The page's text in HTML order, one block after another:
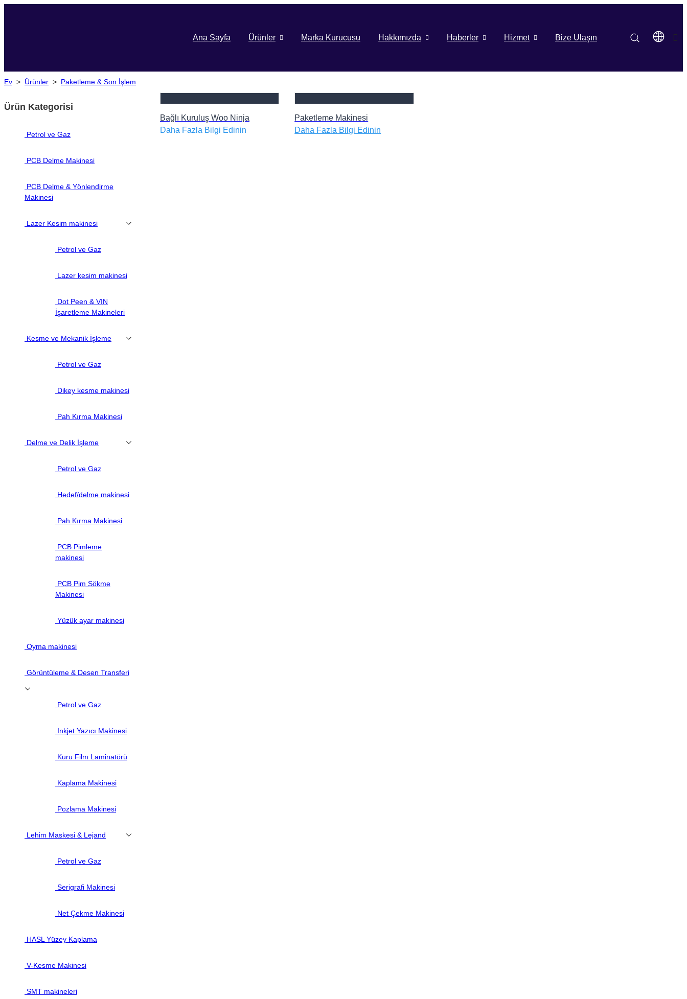
Ana Sayfa Ürünler Marka Kurucusu Hakkımızda Haberler Hizmet Bize Ulaşın
Ev > Ürünler > Paketleme & Son İşlem
Ürün Kategorisi
Petrol ve Gaz
PCB Delme Makinesi
PCB Delme & Yönlendirme
Makinesi
Lazer Kesim makinesi
Petrol ve Gaz
Lazer kesim makinesi
Dot Peen & VIN
İşaretleme Makineleri
Kesme ve Mekanik İşleme
Petrol ve Gaz
Dikey kesme makinesi
Pah Kırma Makinesi
Delme ve Delik İşleme
Petrol ve Gaz
Hedef/delme makinesi
Pah Kırma Makinesi
PCB Pimleme
makinesi
PCB Pim Sökme
Makinesi
Yüzük ayar makinesi
Oyma makinesi
Görüntüleme & Desen Transferi
Petrol ve Gaz
Inkjet Yazıcı Makinesi
Kuru Film Laminatörü
Kaplama Makinesi
Pozlama Makinesi
Lehim Maskesi & Lejand
Petrol ve Gaz
Serigrafi Makinesi
Net Çekme Makinesi
HASL Yüzey Kaplama
V-Kesme Makinesi
SMT makineleri
Bağlı Kuruluş Woo Ninja
Daha Fazla Bilgi Edinin
Paketleme Makinesi
Daha Fazla Bilgi Edinin